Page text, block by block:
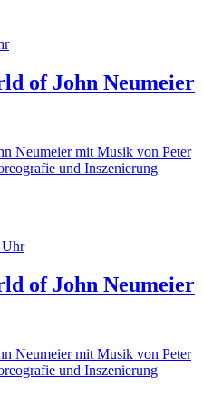
of John Neumeier
Neumeier mit Musik von Peter
und Inszenierung
Uhr
of John Neumeier
Neumeier mit Musik von Peter
und Inszenierung